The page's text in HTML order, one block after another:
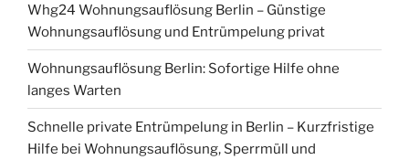
Whg24 Wohnungsauflösung Berlin – Günstige
Wohnungsauflösung und Entrümpelung privat
Wohnungsauflösung Berlin: Sofortige Hilfe ohne
langes Warten
Schnelle private Entrümpelung in Berlin – Kurzfristige
Hilfe bei Wohnungsauflösung, Sperrmüll und